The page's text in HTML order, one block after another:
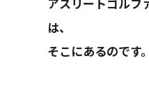
は、
そこにあるのです。